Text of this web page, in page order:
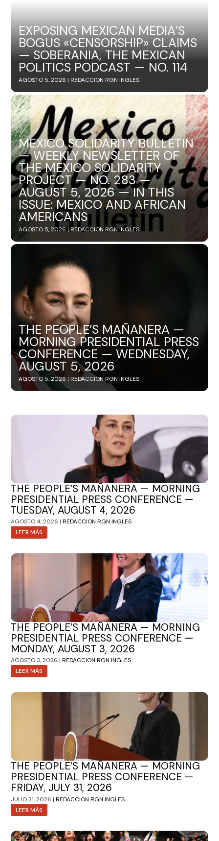
EXPOSING MEXICAN MEDIA’S
BOGUS «CENSORSHIP» CLAIMS
— SOBERANIA, THE MEXICAN
POLITICS PODCAST — NO. 114
AGOSTO 5, 2026 | REDACCION RGN INGLES
MEXICO SOLIDARITY BULLETIN
— WEEKLY NEWSLETTER OF
THE MEXICO SOLIDARITY
PROJECT — NO. 283 —
AUGUST 5, 2026 — IN THIS
ISSUE: MEXICO AND AFRICAN
AMERICANS
AGOSTO 5, 2026 |REDACCION RGN INGLES
THE PEOPLE’S MAÑANERA —
MORNING PRESIDENTIAL PRESS
CONFERENCE — WEDNESDAY,
AUGUST 5, 2026
AGOSTO 5, 2026 |REDACCION RGN INGLES
THE PEOPLE’S MAÑANERA — MORNING
PRESIDENTIAL PRESS CONFERENCE —
TUESDAY, AUGUST 4, 2026
AGOSTO 4, 2026 |REDACCION RGN INGLES
LEER MÁS
THE PEOPLE’S MAÑANERA — MORNING
PRESIDENTIAL PRESS CONFERENCE —
MONDAY, AUGUST 3, 2026
AGOSTO 3, 2026 |REDACCION RGN INGLES
LEER MÁS
THE PEOPLE’S MAÑANERA — MORNING
PRESIDENTIAL PRESS CONFERENCE —
FRIDAY, JULY 31, 2026
JULIO 31, 2026 |REDACCION RGN INGLES
LEER MÁS